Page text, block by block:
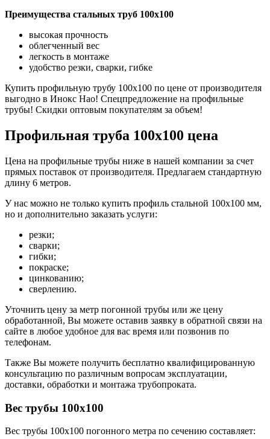
Преимущества стальных труб 100х100
высокая прочность
облегченный вес
легкость в монтаже
удобство резки, сварки, гибке
Купить профильную трубу 100х100 по цене от производителя
выгодно в Инокс Нао! Спецпредложение на профильные
трубы! Скидки оптовым покупателям за объем!
Профильная труба 100х100 цена
Цена на профильные трубы ниже в нашей компании за счет
прямых поставок от производителя. Предлагаем стандартную
длину 6 метров.
У нас можно не только купить профиль стальной 100х100 мм,
но и дополнительно заказать услуги:
резки;
сварки;
гибки;
покраске;
цинкованию;
сверлению.
Уточнить цену за метр погонной трубы или же цену
обработанной, Вы можете оставив заявку в обратной связи на
сайте в любое удобное для вас время или позвонив по
телефонам.
Также Вы можете получить бесплатно квалифицированную
консультацию по различным вопросам эксплуатации,
доставки, обработки и монтажа трубопроката.
Вес трубы 100х100
Вес трубы 100х100 погонного метра по сечению составляет: